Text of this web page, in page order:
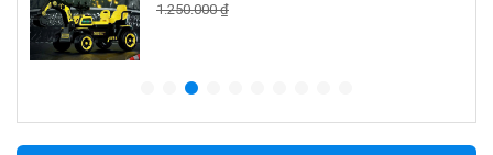
1.250.000 ₫
Xe máy điện trẻ em T118